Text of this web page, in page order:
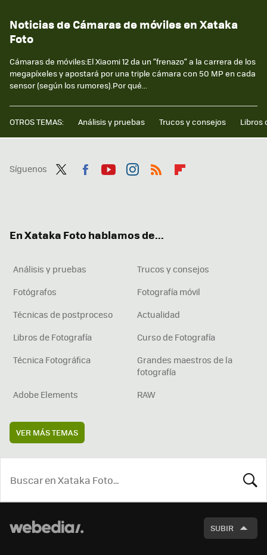
Noticias de Cámaras de móviles en Xataka
Foto
Cámaras de móviles:El Xiaomi 12 da un “frenazo” a la carrera de los
megapíxeles y apostará por una triple cámara con 50 MP en cada
sensor (según los rumores).Por qué...
OTROS TEMAS: Análisis y pruebas Trucos y consejos Libros
Síguenos
En Xataka Foto hablamos de...
Análisis y pruebas
Trucos y consejos
Fotógrafos
Fotografía móvil
Técnicas de postproceso
Actualidad
Libros de Fotografía
Curso de Fotografía
Técnica Fotográfica
Grandes maestros de la
fotografía
Adobe Elements
RAW
VER MÁS TEMAS
SUBIR